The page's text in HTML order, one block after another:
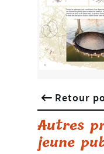
Retour
Autres
jeune